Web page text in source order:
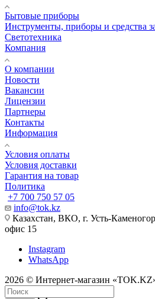
Бытовые приборы
Инструменты, приборы и средства
Светотехника
Компания
О компании
Новости
Вакансии
Лицензии
Партнеры
Контакты
Информация
Условия оплаты
Условия доставки
Гарантия на товар
Политика
+7 700 750 57 05
info@tok.kz
Казахстан, ВКО, г. Усть-
офис 15
Instagram
WhatsApp
2026 © Интернет-магазин